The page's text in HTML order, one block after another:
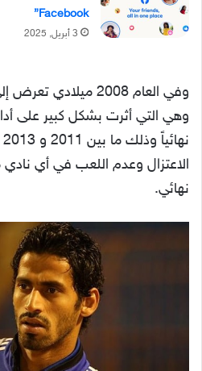
Facebook”
3 أبريل, 2025
وفي العام 2008
وهي التي أثرت بشكل كبير على
الاعتزال وعدم اللعب في أي
نهائي.